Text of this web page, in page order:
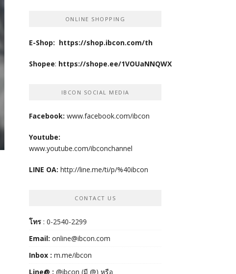
ONLINE SHOPPING
E-Shop: https://shop.ibcon.com/th
Shopee: https://shope.ee/1VOUaNNQWX
IBCON SOCIAL MEDIA
Facebook: www.facebook.com/ibcon
Youtube:
www.youtube.com/ibconchannel
LINE OA: http://line.me/ti/p/%40ibcon
CONTACT US
โทร : 0-2540-2299
Email: online@ibcon.com
Inbox : m.me/ibcon
Line@ : @ibcon (มี @) หรือ